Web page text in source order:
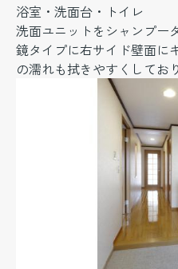
浴室・洗面台・トイレ
洗面ユニットをシャンプー
鏡タイプに右サイド壁面に
の濡れも拭きやすくしてお